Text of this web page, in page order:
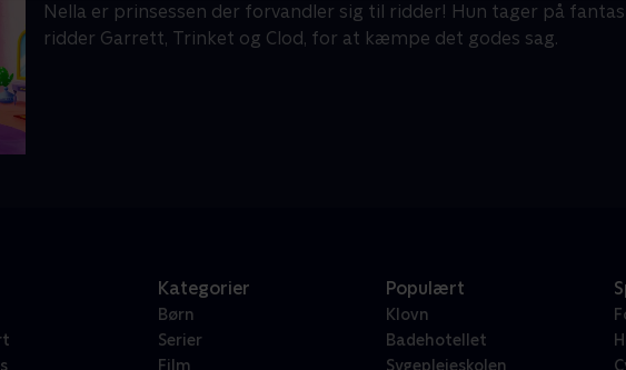
Nella er prinsessen der forvandler sig til ridder! Hun tager på
ridder Garrett, Trinket og Clod, for at kæmpe det godes sag.
Kategorier
Børn
Serier
Film
Populært
Klovn
Badehotellet
Sygeplejeskolen